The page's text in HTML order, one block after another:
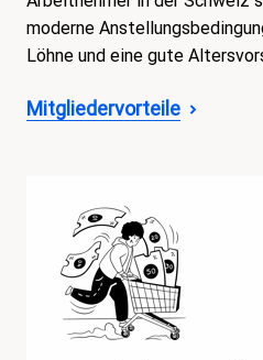
moderne
Löhne und eine gute
Mitgliedervorteile